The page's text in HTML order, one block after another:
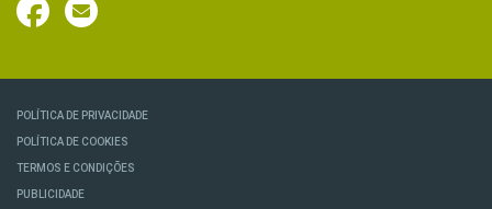
POLÍTICA DE PRIVACIDADE
POLÍTICA DE COOKIES
TERMOS E CONDIÇÕES
PUBLICIDADE